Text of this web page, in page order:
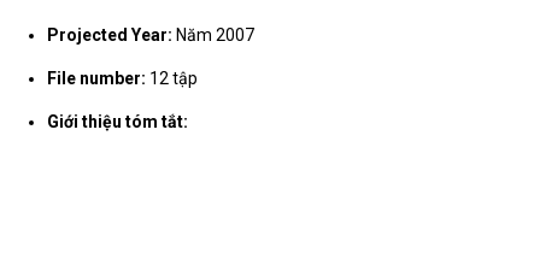
Projected Year: Năm 2007
File number: 12 tập
Giới thiệu tóm tắt: